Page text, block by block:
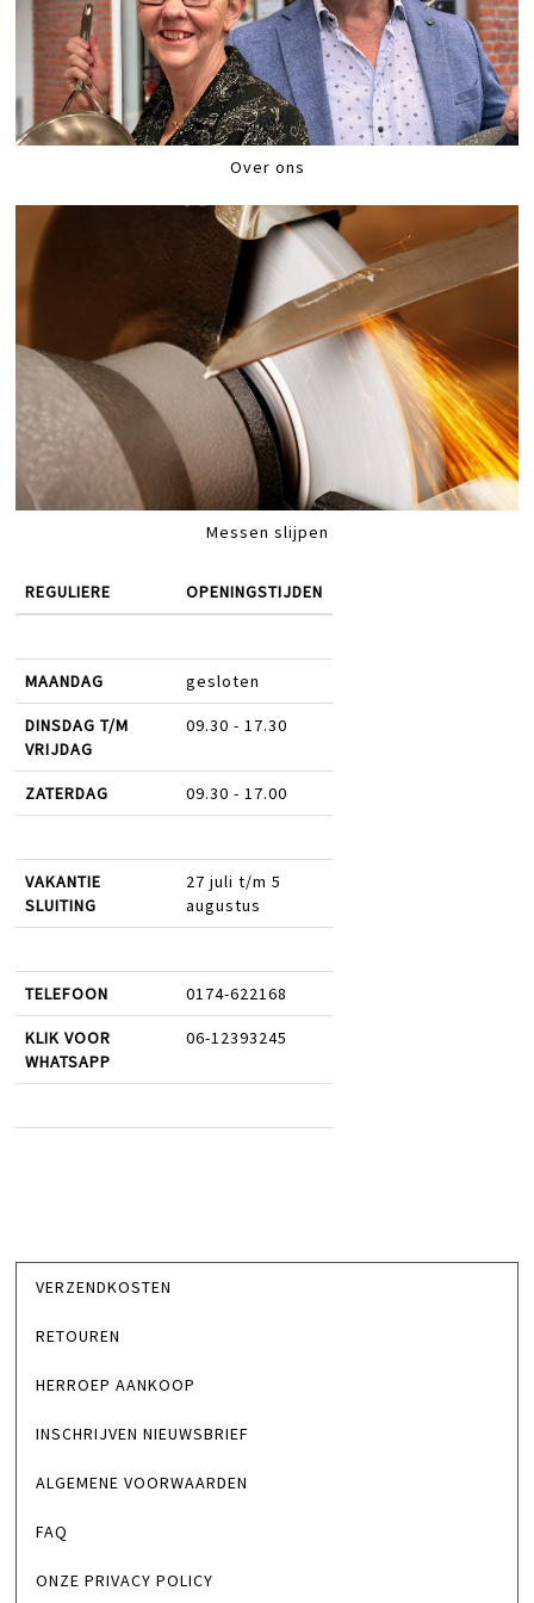
Over ons
Messen slijpen
REGULIERE OPENINGSTIJDEN
MAANDAG gesloten
DINSDAG T/M
VRIJDAG
09.30 - 17.30
ZATERDAG 09.30 - 17.00
VAKANTIE
SLUITING
27 juli t/m 5
augustus
TELEFOON 0174-622168
KLIK VOOR
WHATSAPP
06-12393245
VERZENDKOSTEN
RETOUREN
HERROEP AANKOOP
INSCHRIJVEN NIEUWSBRIEF
ALGEMENE VOORWAARDEN
FAQ
ONZE PRIVACY POLICY